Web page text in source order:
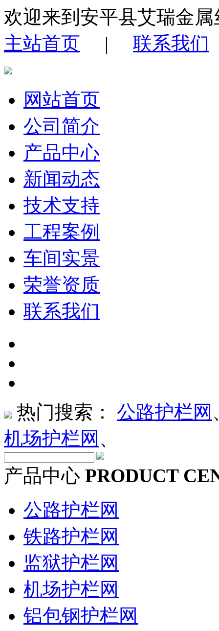
欢迎来到安平县艾瑞金
主站首页 | 联系我们
网站首页
公司简介
产品中心
新闻动态
技术支持
工程案例
车间实景
荣誉资质
联系我们
热门搜索： 公路护栏网
机场护栏网 、
产品中心 PRODUCT
公路护栏网
铁路护栏网
监狱护栏网
机场护栏网
铝包钢护栏网